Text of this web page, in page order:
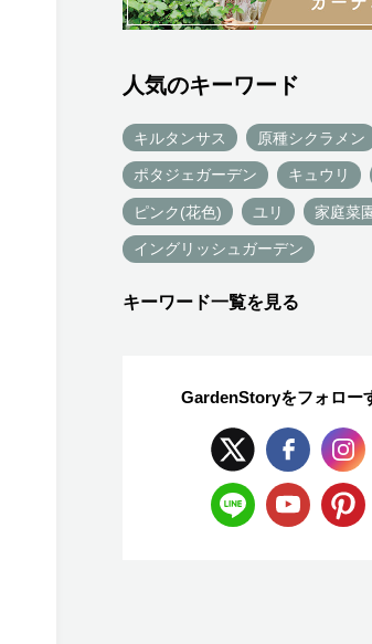
人気のキーワード
キルタンサス 原種シクラメン
ポタジェガーデン キュウリ
ピンク(花色) ユリ 家庭菜
イングリッシュガーデン
キーワード一覧を見る
GardenStoryをフォロー